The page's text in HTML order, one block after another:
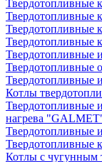
Твердотопливные
Твердотопливные
Твердотопливные
Твердотопливные
Твердотопливные
Твердотопливные
Твердотопливные
Котлы
Твердотопливные
нагрева
Твердотопливные
Котлы с чугунным